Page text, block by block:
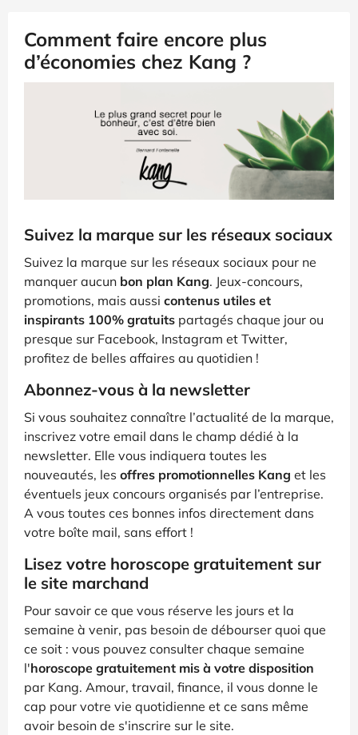
Comment faire encore plus
d’économies chez Kang ?
Suivez la marque sur les réseaux sociaux
Suivez la marque sur les réseaux sociaux pour ne
manquer aucun bon plan Kang. Jeux-concours,
promotions, mais aussi contenus utiles et
inspirants 100% gratuits partagés chaque jour ou
presque sur Facebook, Instagram et Twitter,
profitez de belles affaires au quotidien !
Abonnez-vous à la newsletter
Si vous souhaitez connaître l’actualité de la marque,
inscrivez votre email dans le champ dédié à la
newsletter. Elle vous indiquera toutes les
nouveautés, les offres promotionnelles Kang et les
éventuels jeux concours organisés par l’entreprise.
A vous toutes ces bonnes infos directement dans
votre boîte mail, sans effort !
Lisez votre horoscope gratuitement sur
le site marchand
Pour savoir ce que vous réserve les jours et la
semaine à venir, pas besoin de débourser quoi que
ce soit : vous pouvez consulter chaque semaine
l'horoscope gratuitement mis à votre disposition
par Kang. Amour, travail, finance, il vous donne le
cap pour votre vie quotidienne et ce sans même
avoir besoin de s'inscrire sur le site.